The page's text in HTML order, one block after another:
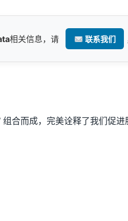
相关信息，请 联系我们
合而成，完美诠释了我们促进